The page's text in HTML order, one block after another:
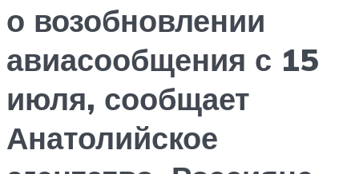
о возобновлении
авиасообщения с 15
июля, сообщает
Анатолийское